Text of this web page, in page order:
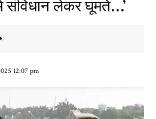
संविधान लेकर घूमते…’
12:07 pm